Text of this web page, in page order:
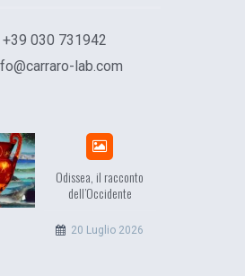
+39 030 731942
lab.com
Odissea, il racconto
dell’Occidente
20 Luglio 2026